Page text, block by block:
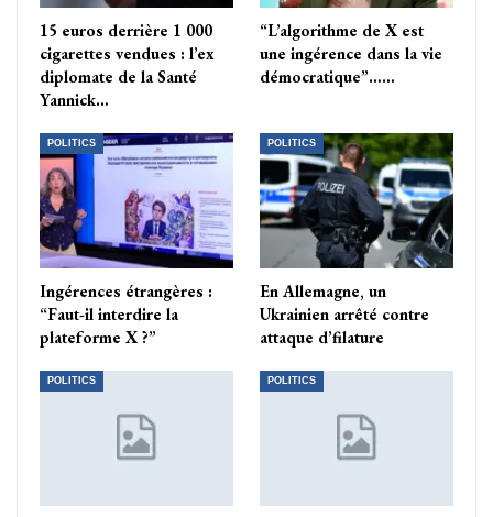
15 euros derrière 1 000
cigarettes vendues : l’ex
diplomate de la Santé
Yannick…
“L’algorithme de X est
une ingérence dans la vie
démocratique”……
POLITICS
Ingérences étrangères :
“Faut-il interdire la
plateforme X ?”
POLITICS
En Allemagne, un
Ukrainien arrêté contre
attaque d’filature
POLITICS POLITICS